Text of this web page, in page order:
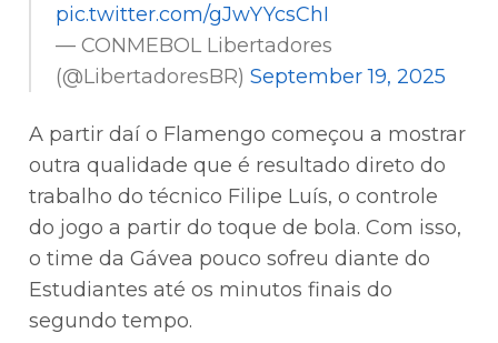
pic.twitter.com/gJwYYcsChI
— CONMEBOL Libertadores
(@LibertadoresBR)September 19, 2025
A partir daí o Flamengo começou a mostrar
outra qualidade que é resultado direto do
trabalho do técnico Filipe Luís, o controle
do jogo a partir do toque de bola. Com isso,
o time da Gávea pouco sofreu diante do
Estudiantes até os minutos finais do
segundo tempo.